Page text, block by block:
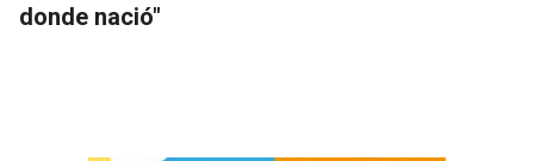
donde nació"